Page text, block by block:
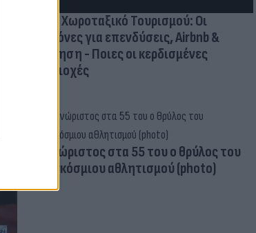
Νέο Χωροταξικό Τουρισμού: Οι
κανόνες για επενδύσεις, Airbnb &
δόμηση - Ποιες οι κερδισμένες
περιοχές
Aγνώριστος στα 55 του ο θρύλος του
παγκόσμιου αθλητισμού (photo)